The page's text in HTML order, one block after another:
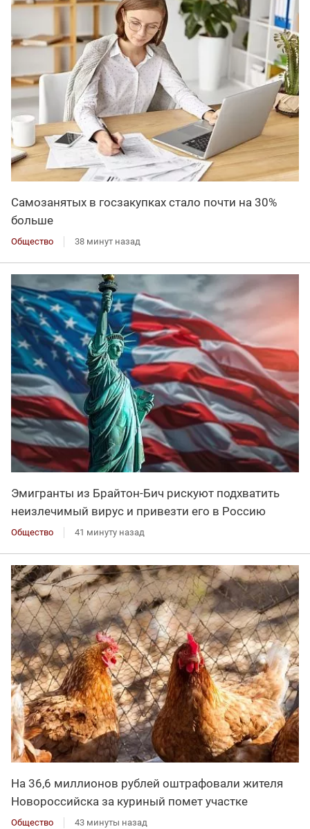
Самозанятых в госзакупках стало почти на 30%
больше
Общество 38 минут назад
Эмигранты из Брайтон-Бич рискуют подхватить
неизлечимый вирус и привезти его в Россию
Общество 41 минуту назад
На 36,6 миллионов рублей оштрафовали жителя
Новороссийска за куриный помет участке
Общество 43 минуты назад